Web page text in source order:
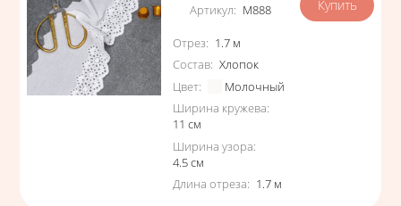
Артикул: М888
Характеристики
Отрез: 1.7 м
Состав: Хлопок
Цвет:
Молочный
Ширина кружева:
11 см
Ширина узора:
4.5см
Длина отреза: 1.7 м